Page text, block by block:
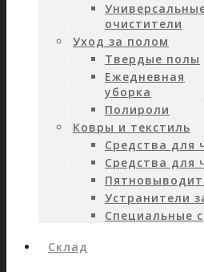
очистители
Уход за полом
Твердые полы
Ежедневная
уборка
Полироли
Ковры и текстиль
Средства для
Средства для
Устранители
Специальные
Склад